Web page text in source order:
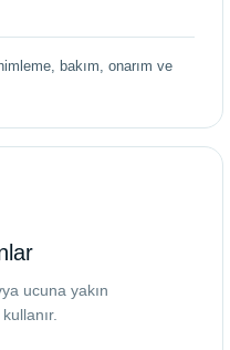
bakım, onarım ve
ucuna yakın